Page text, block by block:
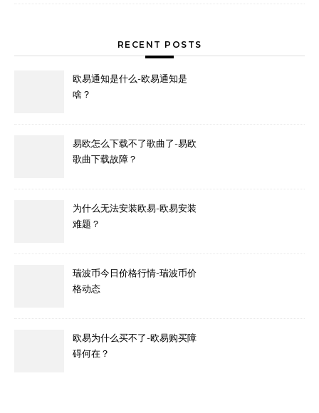
RECENT POSTS
欧易通知是什么-欧易通知是
啥？
易欧怎么下载不了歌曲了-易欧
歌曲下载故障？
为什么无法安装欧易-欧易安装
难题？
瑞波币今日价格行情-瑞波币价
格动态
欧易为什么买不了-欧易购买障
碍何在？